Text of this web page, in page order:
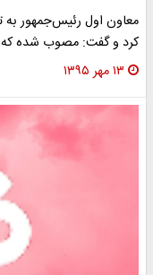
معاون اول رئیس‌جمهور به
کرد و گفت: مصوب شده ‌که ۷ هزار میلیارد تومان برای…
۱۳ مهر ۱۳۹۵